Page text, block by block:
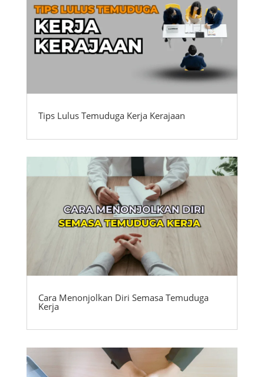
Tips Lulus Temuduga Kerja Kerajaan
Cara Menonjolkan Diri Semasa Temuduga
Kerja